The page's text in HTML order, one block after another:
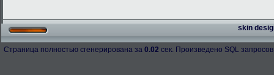
skin
Страница полностью сгенерирована за 0.02 сек. Произведено SQL